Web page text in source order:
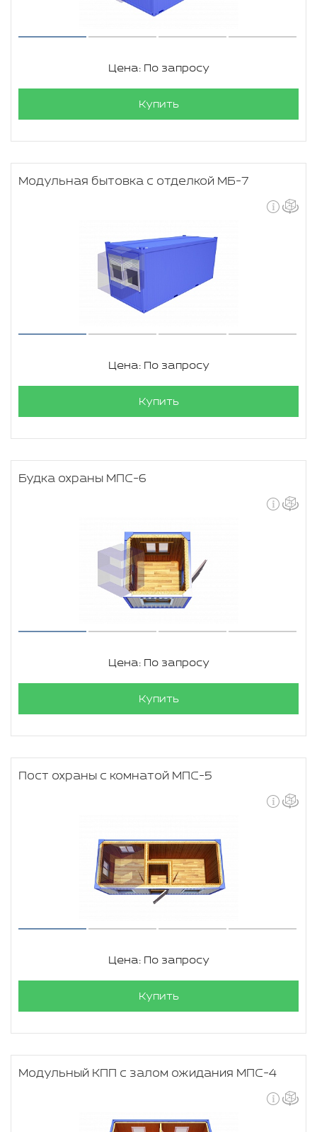
Цена: По запросу
Купить
Модульная бытовка с отделкой МБ-7
Цена: По запросу
Купить
Будка охраны МПС-6
Цена: По запросу
Купить
Пост охраны с комнатой МПС-5
Цена: По запросу
Купить
Модульный КПП с залом ожидания МПС-4